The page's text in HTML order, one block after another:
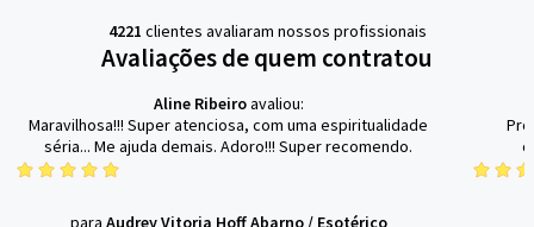
4221 clientes avaliaram nossos profissionais
Avaliações de quem contratou
Aline Ribeiroavaliou:
Maravilhosa!!! Super atenciosa, com uma espiritualidade
séria... Me ajuda demais. Adoro!!! Super recomendo.
para Audrey Vitoria Hoff Abarno/ Esotérico